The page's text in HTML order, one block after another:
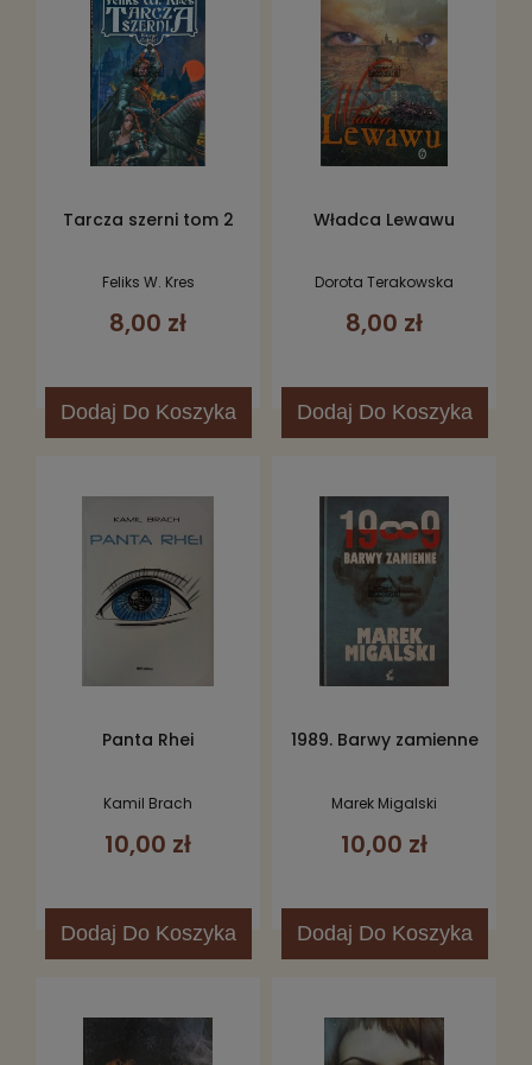
Tarcza szerni tom 2
Feliks W. Kres
8,00 zł
Dodaj Do Koszyka
Władca Lewawu
Dorota Terakowska
8,00 zł
Dodaj Do Koszyka
Panta Rhei
Kamil Brach
10,00 zł
Dodaj Do Koszyka
1989. Barwy zamienne
Marek Migalski
10,00 zł
Dodaj Do Koszyka